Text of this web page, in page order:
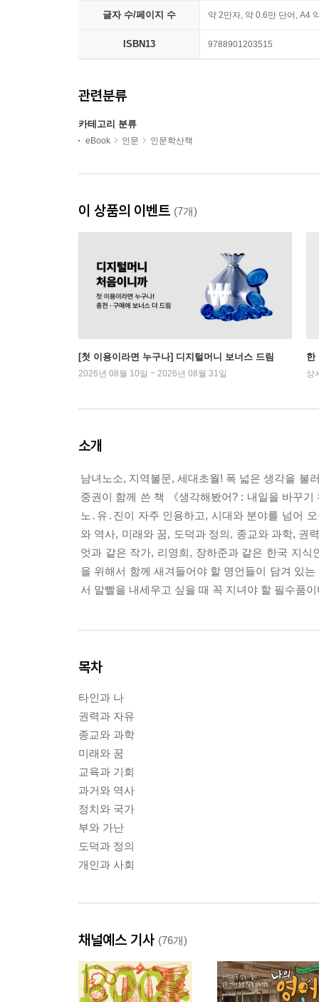
글자 수/페이지 수 약 2만자, 약 0.6만 단어, A4
ISBN13 9788901203515
관련분류
카테고리 분류
eBook 인문 인문학산책
이 상품의 이벤트 (7개)
[첫 이용이라면 누구나] 디지털머니 보너스 드림
2026년 08월 10일 ~ 2026년 08월 31일
한
상
소개
남녀노소, 지역불문, 세대초월! 폭 넓은 생각을 불
중권이 함께 쓴 책 《생각해봤어? : 내일을 바꾸
노․유․진이 자주 인용하고, 시대와 분야를 넘어
와 역사, 미래와 꿈, 도덕과 정의, 종교와 과학, 권
엇과 같은 작가, 리영희, 장하준과 같은 한국 지
을 위해서 함께 새겨들어야 할 명언들이 담겨 있
서 말빨을 내세우고 싶을 때 꼭 지녀야 할 필수품이
목차
타인과 나
권력과 자유
종교와 과학
미래와 꿈
교육과 기회
과거와 역사
정치와 국가
부와 가난
도덕과 정의
개인과 사회
채널예스 기사 (76개)